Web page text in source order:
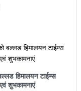
हिमालयन टाईम्स
शुभकामनाएं